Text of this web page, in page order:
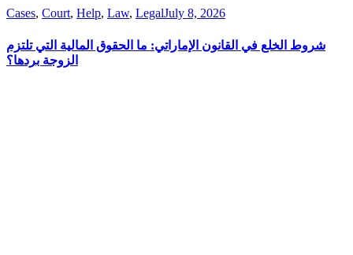
Cases, Court, Help, Law, LegalJuly 8, 2026
شروط الخلع في القانون الإماراتي: ما الحقوق المالية التي تلتزم
الزوجة بردها؟